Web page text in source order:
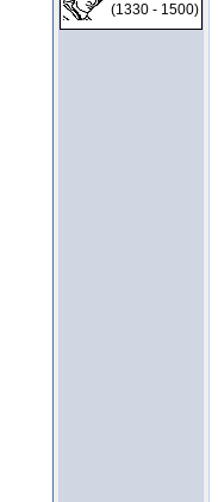
(1330 - 1500)